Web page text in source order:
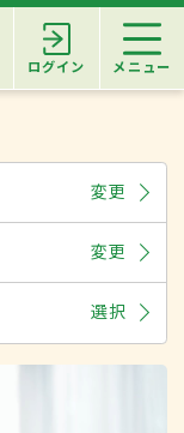
ログイン メニュー
変更
変更
選択